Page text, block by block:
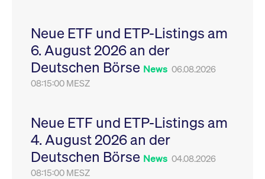
Neue ETF und ETP-Listings am
6. August 2026 an der
Deutschen Börse News 06.08.2026
08:15:00 MESZ
Neue ETF und ETP-Listings am
4. August 2026 an der
Deutschen Börse News 04.08.2026
08:15:00 MESZ
Sitzungen geehrt